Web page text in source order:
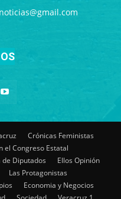
Crónicas Feministas
el Congreso Estatal
de Diputados
Ellos Opinión
Las Protagonistas
Economia y Negocios